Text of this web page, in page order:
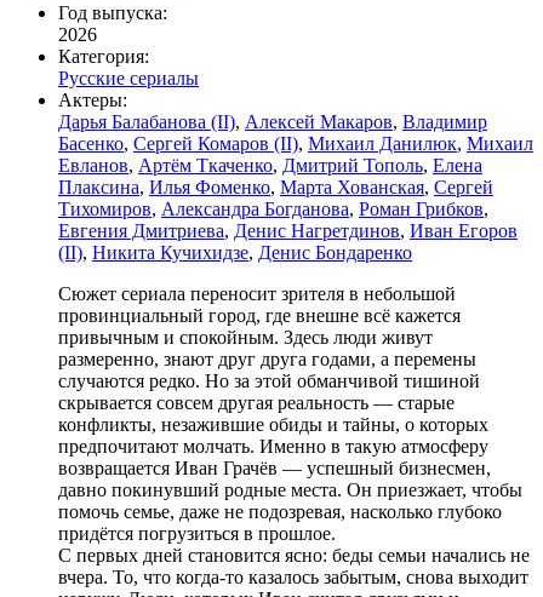
Год выпуска:
2026
Категория:
Русские сериалы
Актеры:
Дарья Балабанова (II), Алексей Макаров, Владимир
Басенко, Сергей Комаров (II), Михаил Данилюк, Михаил
Евланов, Артём Ткаченко, Дмитрий Тополь, Елена
Плаксина, Илья Фоменко, Марта Хованская, Сергей
Тихомиров, Александра Богданова, Роман Грибков,
Евгения Дмитриева, Денис Нагретдинов, Иван Егоров
(II), Никита Кучихидзе, Денис Бондаренко
Сюжет сериала переносит зрителя в небольшой
провинциальный город, где внешне всё кажется
привычным и спокойным. Здесь люди живут
размеренно, знают друг друга годами, а перемены
случаются редко. Но за этой обманчивой тишиной
скрывается совсем другая реальность — старые
конфликты, незажившие обиды и тайны, о которых
предпочитают молчать. Именно в такую атмосферу
возвращается Иван Грачёв — успешный бизнесмен,
давно покинувший родные места. Он приезжает, чтобы
помочь семье, даже не подозревая, насколько глубоко
придётся погрузиться в прошлое.
С первых дней становится ясно: беды семьи начались не
вчера. То, что когда-то казалось забытым, снова выходит